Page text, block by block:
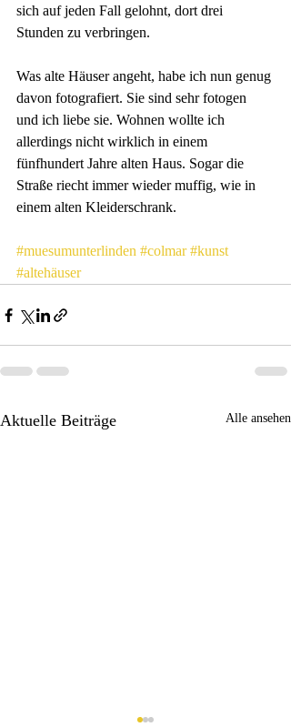
sich auf jeden Fall gelohnt, dort drei
Stunden zu verbringen.
Was alte Häuser angeht, habe ich nun genug
davon fotografiert. Sie sind sehr fotogen
und ich liebe sie. Wohnen wollte ich
allerdings nicht wirklich in einem
fünfhundert Jahre alten Haus. Sogar die
Straße riecht immer wieder muffig, wie in
einem alten Kleiderschrank.
#muesumunterlinden #colmar #kunst
#altehäuser
Aktuelle Beiträge Alle ansehen